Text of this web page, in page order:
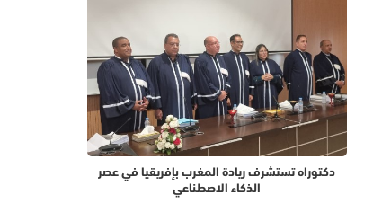
دكتوراه تستشرف ريادة المغرب بإفريقيا في عصر
الذكاء الاصطناعي